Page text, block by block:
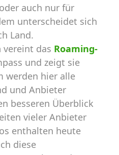
auch nur für
unterscheidet sich
Land.
das Roaming-
und zeigt sie
werden hier alle
und Anbieter
besseren Überblick
vieler Anbieter
enthalten heute
diese